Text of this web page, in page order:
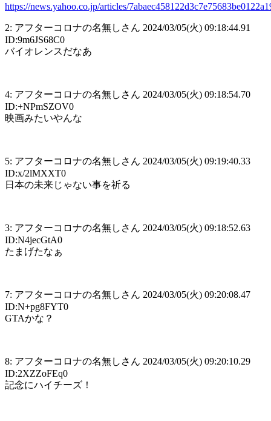
https://news.yahoo.co.jp/articles/
2: アフターコロナの名無しさん 2024/03/05(火) 09:18:44.91
ID:9m6JS68C0
バイオレンスだなあ
4: アフターコロナの名無しさん 2024/03/05(火) 09:18:54.70
ID:+NPmSZOV0
映画みたいやんな
5: アフターコロナの名無しさん 2024/03/05(火) 09:19:40.33
ID:x/2lMXXT0
日本の未来じゃない事を祈る
3: アフターコロナの名無しさん 2024/03/05(火) 09:18:52.63
ID:N4jecGtA0
たまげたなぁ
7: アフターコロナの名無しさん 2024/03/05(火) 09:20:08.47
ID:N+pg8FYT0
GTAかな？
8: アフターコロナの名無しさん 2024/03/05(火) 09:20:10.29
ID:2XZZoFEq0
記念にハイチーズ！